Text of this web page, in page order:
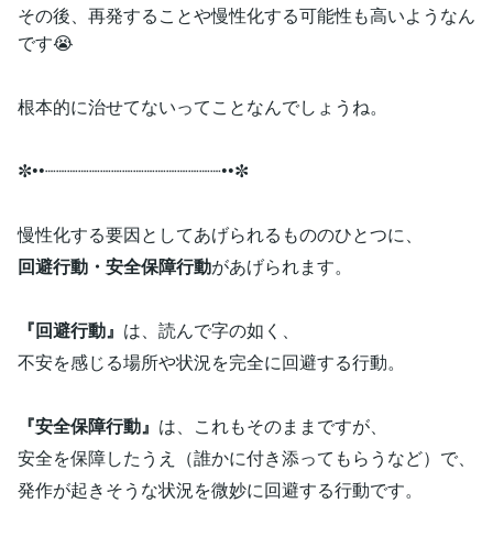
その後、再発することや慢性化する可能性も高いようなん
です😭
根本的に治せてないってことなんでしょうね。
✼••┈┈┈┈┈┈┈┈┈┈┈┈┈┈┈┈••✼
慢性化する要因としてあげられるもののひとつに、
回避行動・安全保障行動があげられます。
『回避行動』 は、読んで字の如く、
不安を感じる場所や状況を完全に回避する行動。
『安全保障行動』 は、これもそのままですが、
安全を保障したうえ（誰かに付き添ってもらうなど）で、
発作が起きそうな状況を微妙に回避する行動です。